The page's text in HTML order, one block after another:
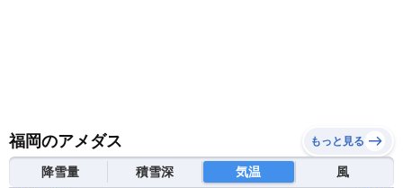
福岡のアメダス もっと見る
降雪量 積雪深 気温 風